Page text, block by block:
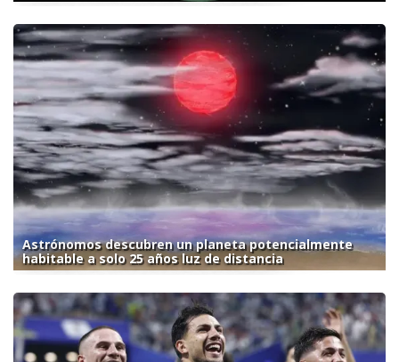
Astrónomos descubren un planeta potencialmente
habitable a solo 25 años luz de distancia